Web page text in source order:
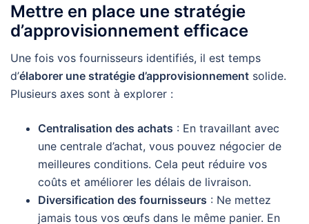
Mettre en place une stratégie
d’approvisionnement efficace
Une fois vos fournisseurs identifiés, il est temps
d’élaborer une stratégie d’approvisionnement solide.
Plusieurs axes sont à explorer :
Centralisation des achats : En travaillant avec
une centrale d’achat, vous pouvez négocier de
meilleures conditions. Cela peut réduire vos
coûts et améliorer les délais de livraison.
Diversification des fournisseurs : Ne mettez
jamais tous vos œufs dans le même panier. En